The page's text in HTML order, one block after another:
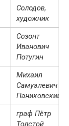
Солодов,
художник
Созонт
Иванович
Потугин
Михаил
Самуэлевич
Паниковский
граф Пётр
Толстой